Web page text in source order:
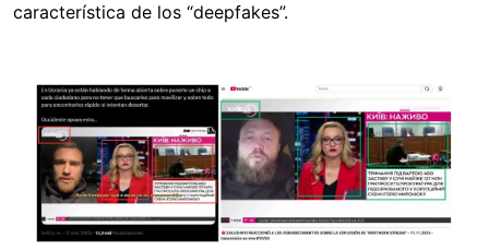
característica de los “deepfakes”.
Image